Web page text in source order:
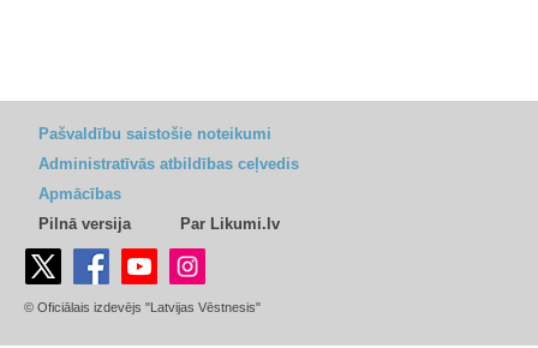
Pašvaldību saistošie noteikumi
Administratīvās atbildības ceļvedis
Apmācības
Pilnā versija
Par Likumi.lv
© Oficiālais izdevējs "Latvijas Vēstnesis"